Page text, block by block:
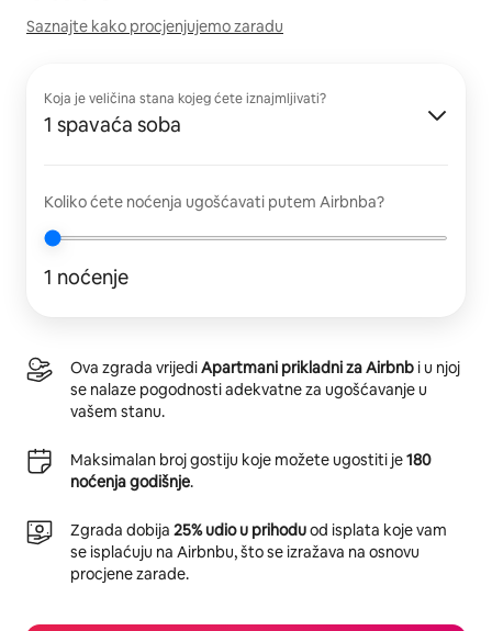
Saznajte kako procjenjujemo zaradu
Koja je veličina stana kojeg ćete iznajmljivati?
1 spavaća soba
Koliko ćete noćenja ugošćavati putem Airbnba?
1 noćenje
Ova zgrada vrijediApartmani prikladni za Airbnb i u njoj
se nalaze pogodnosti adekvatne za ugošćavanje u
vašem stanu.
Maksimalan broj gostiju koje možete ugostiti je180
noćenja godišnje.
Zgrada dobija 25% udio u prihoduod isplata koje vam
se isplaćuju na Airbnbu, što se izražava na osnovu
procjene zarade.